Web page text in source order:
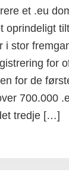
et .eu
oprindeligt
i stor
for
for de
700.000
tredje […]